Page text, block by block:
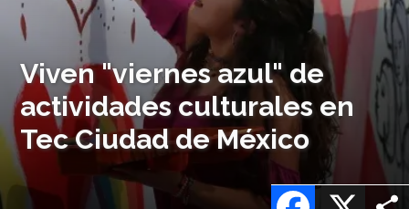
Viven "viernes azul" de
actividades culturales en
Tec Ciudad de México
X
Facebook